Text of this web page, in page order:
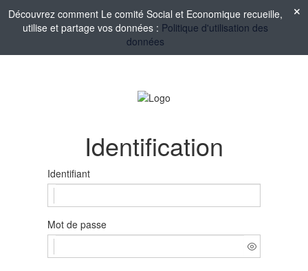
Découvrez comment Le comité Social et Economique recueille,
utilise et partage vos données : Politique d'utilisation des
données
Identification
Identifiant
Mot de passe